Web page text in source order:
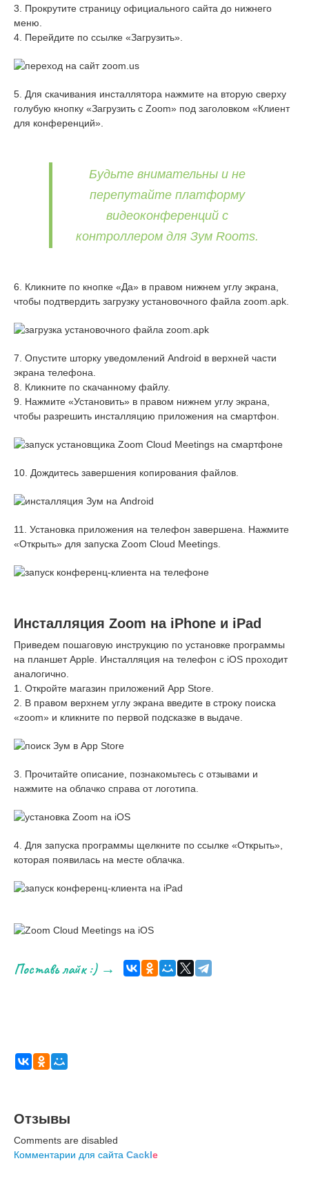
3. Прокрутите страницу официального сайта до нижнего
меню.
4. Перейдите по ссылке «Загрузить».
5. Для скачивания инсталлятора нажмите на вторую сверху
голубую кнопку «Загрузить с Zoom» под заголовком «Клиент
для конференций».
Будьте внимательны и не
перепутайте платформу
видеоконференций с
контроллером для Зум Rooms.
6. Кликните по кнопке «Да» в правом нижнем углу экрана,
чтобы подтвердить загрузку установочного файла zoom.apk.
7. Опустите шторку уведомлений Android в верхней части
экрана телефона.
8. Кликните по скачанному файлу.
9. Нажмите «Установить» в правом нижнем углу экрана,
чтобы разрешить инсталляцию приложения на смартфон.
10. Дождитесь завершения копирования файлов.
11. Установка приложения на телефон завершена. Нажмите
«Открыть» для запуска Zoom Cloud Meetings.
Инсталляция Zoom на iPhone и iPad
Приведем пошаговую инструкцию по установке программы
на планшет Apple. Инсталляция на телефон с iOS проходит
аналогично.
1. Откройте магазин приложений App Store.
2. В правом верхнем углу экрана введите в строку поиска
«zoom» и кликните по первой подсказке в выдаче.
3. Прочитайте описание, познакомьтесь с отзывами и
нажмите на облачко справа от логотипа.
4. Для запуска программы щелкните по ссылке «Открыть»,
которая появилась на месте облачка.
Поставь лайк :) →
Отзывы
Comments are disabled
Комментарии для сайта Cackle